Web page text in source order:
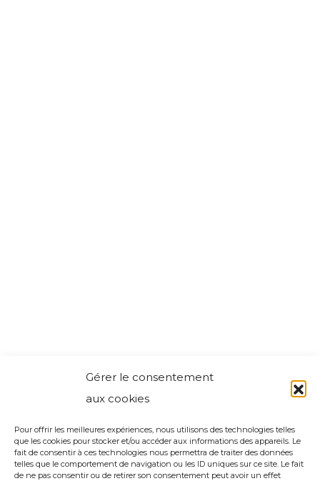
Gérer le consentement
aux cookies
Pour offrir les meilleures expériences, nous utilisons des technologies telles
que les cookies pour stocker et/ou accéder aux informations des appareils. Le
fait de consentir à ces technologies nous permettra de traiter des données
telles que le comportement de navigation ou les ID uniques sur ce site. Le fait
de ne pas consentir ou de retirer son consentement peut avoir un effet